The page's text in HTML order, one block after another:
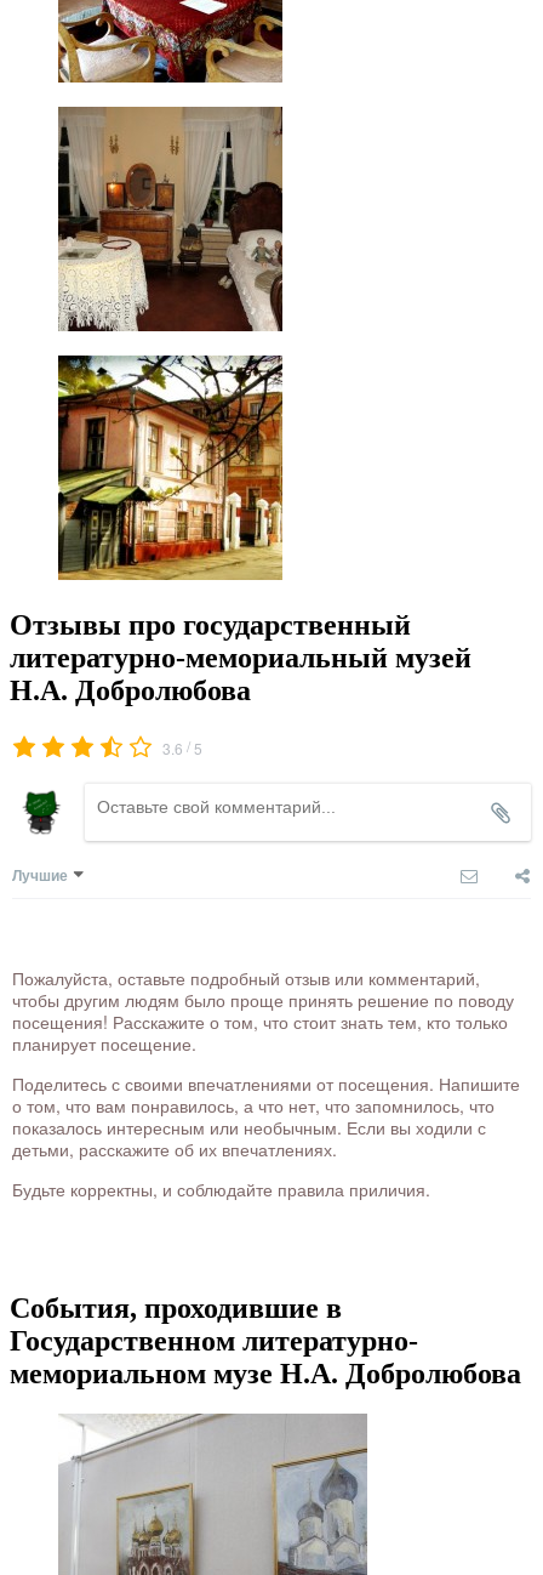
Отзывы про государственный
литературно-мемориальный музей
Н.А. Добролюбова
3.6 / 5
Лучшие
Пожалуйста, оставьте подробный отзыв или комментарий,
чтобы другим людям было проще принять решение по поводу
посещения! Расскажите о том, что стоит знать тем, кто только
планирует посещение.
Поделитесь с своими впечатлениями от посещения. Напишите
о том, что вам понравилось, а что нет, что запомнилось, что
показалось интересным или необычным. Если вы ходили с
детьми, расскажите об их впечатлениях.
Будьте корректны, и соблюдайте правила приличия.
События, проходившие в
Государственном литературно-
мемориальном музе Н.А. Добролюбова